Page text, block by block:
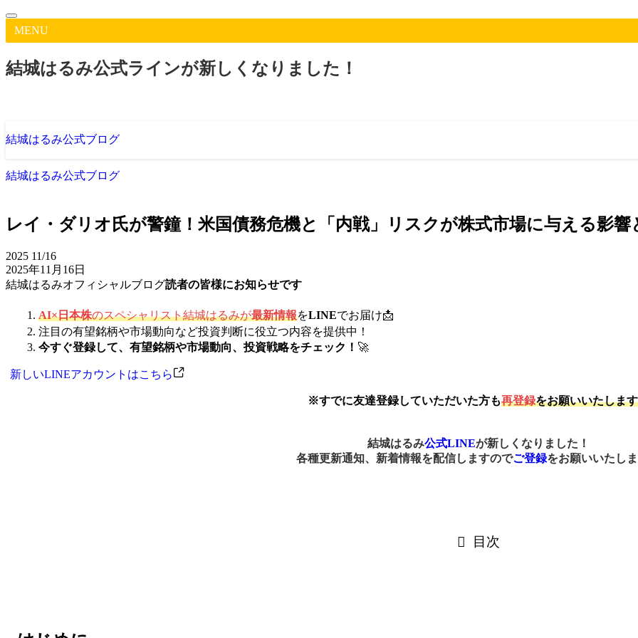
MENU
結城はるみ公式ラインが新しくなりました！
結城はるみ公式ブログ
結城はるみ公式ブログ
レイ・ダリオ氏が警鐘！米国債務危機と「内戦」リスクが株式市場に与える影響
2025 11/16
2025年11月16日
結城はるみオフィシャルブログ読者の皆様にお知らせです
AI×日本株のスペシャリスト結城はるみが最新情報をLINEでお届け📩
注目の有望銘柄や市場動向など投資判断に役立つ内容を提供中！
今すぐ登録して、有望銘柄や市場動向、投資戦略をチェック！ 🚀
新しいLINEアカウントはこちら
※すでに友達登録していただいた方も再登録をお願いいたします
結城はるみ公式LINEが新しくなりました！
各種更新通知、新着情報を配信しますのでご登録をお願いいたし
目次